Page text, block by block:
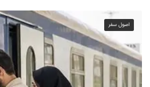
اصول سفر